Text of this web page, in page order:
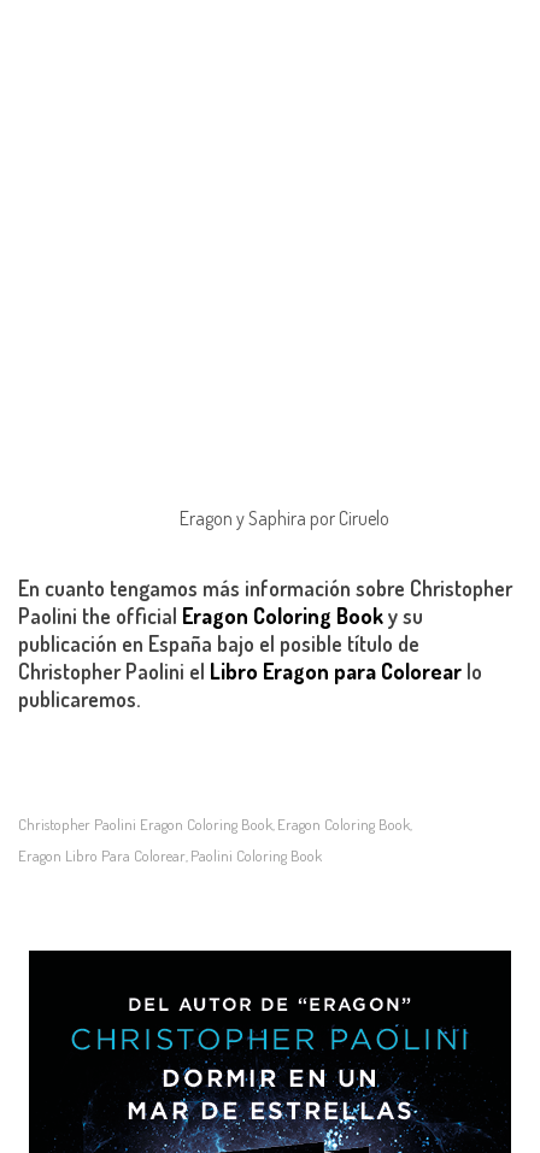
Eragon y Saphira por Ciruelo
En cuanto tengamos más información sobre Christopher
Paolini the official Eragon Coloring Booky su
publicación en España bajo el posible título de
Christopher Paolini el Libro Eragon para Colorear lo
publicaremos.
Christopher Paolini Eragon Coloring Book Eragon Coloring Book
Eragon Libro Para Colorear Paolini Coloring Book